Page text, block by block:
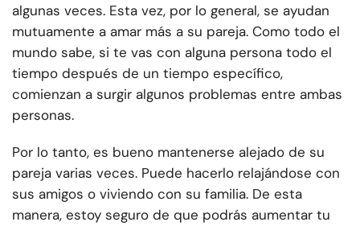
algunas veces. Esta vez, por lo general, se ayudan
mutuamente a amar más a su pareja. Como todo el
mundo sabe, si te vas con alguna persona todo el
tiempo después de un tiempo específico,
comienzan a surgir algunos problemas entre ambas
personas.
Por lo tanto, es bueno mantenerse alejado de su
pareja varias veces. Puede hacerlo relajándose con
sus amigos o viviendo con su familia. De esta
manera, estoy seguro de que podrás aumentar tu